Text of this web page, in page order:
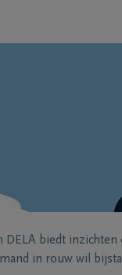
DELA biedt
in rouw wil